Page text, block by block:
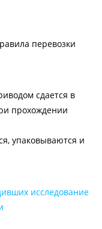
перевозки
сдается в
прохождении
упаковываются и
исследование